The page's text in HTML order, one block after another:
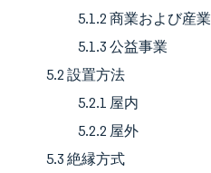
5.1.2 商業および産業
5.1.3 公益事業
5.2 設置方法
5.2.1 屋内
5.2.2 屋外
5.3 絶縁方式